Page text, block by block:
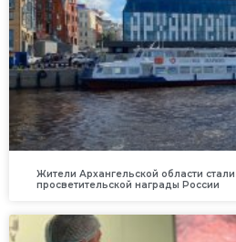
Жители Архангельской области
просветительской награды России